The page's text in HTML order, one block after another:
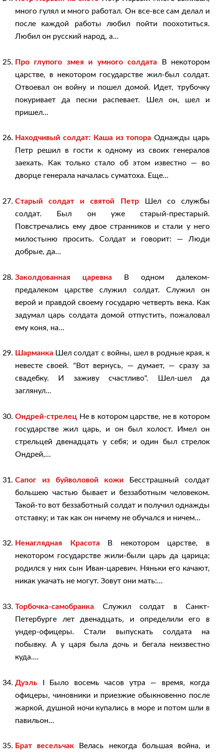
много гулял и много работал. Он все-все сам делал и
после каждой работы любил пойти поохотиться.
Любил он русский народ, а...
Про глупого змея и умного солдата В некотором
царстве, в некотором государстве жил-был солдат.
Отвоевал он войну и пошел домой. Идет, трубочку
покуривает да песни распевает. Шел он, шел и
пришел...
Находчивый солдат: Каша из топора Однажды царь
Петр решил в гости к одному из своих генералов
заехать. Как только стало об этом известно — во
дворце генерала началась суматоха. Еще...
Старый солдат и святой ПетрШел со службы
солдат. Был он уже старый-престарый.
Повстречались ему двое странников и стали у него
милостыню просить. Солдат и говорит: — Люди
добрые, да...
Заколдованная царевна В одном далеком-
предалеком царстве служил солдат. Служил он
верой и правдой своему государю четверть века. Как
задумал царь солдата домой отпустить, пожаловал
ему коня, на...
Шарманка Шел солдат с войны, шел в родные края, к
невесте своей. "Вот вернусь, — думает, — сразу за
свадебку. И заживу счастливо". Шел-шел да
заглянул...
Ондрей-стрелец Не в котором царстве, не в котором
государстве жил царь, и он был холост. Имел он
стрельцей двенадцать у себя; и один был стрелок
Ондрей,...
Сапог из буйволовой кожи Бесстрашный солдат
большею частью бывает и беззаботным человеком.
Такой-то вот беззаботный солдат и получил однажды
отставку; и так как он ничему не обучался и ничем...
Ненаглядная КрасотаВ некотором царстве, в
некотором государстве жили-были царь да царица;
родился у них сын Иван-царевич. Няньки его качают,
никак укачать не могут. Зовут они мать:...
Торбочка-самобранка Служил солдат в Санкт-
Петербурге лет двенадцать, и определили его в
ундер-офицеры. Стали выпускать солдата на
побывку. А у царя была дочь и бегала неизвестно
куда....
Дуэль I Было восемь часов утра — время, когда
офицеры, чиновники и приезжие обыкновенно после
жаркой, душной ночи купались в море и потом шли в
павильон...
Брат весельчак Велась некогда большая война, и